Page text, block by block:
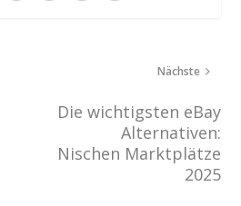
Nächste
Die wichtigsten eBay
Alternativen:
Nischen Marktplätze
2025